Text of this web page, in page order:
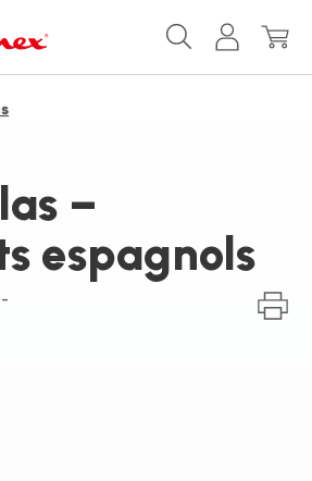
MonMon
–
espagnols
-